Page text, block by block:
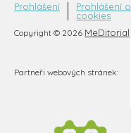
Copyright © 2026 MeDitorial
Prohlášení
Prohlášení o
cookies
Partneři webových stránek: